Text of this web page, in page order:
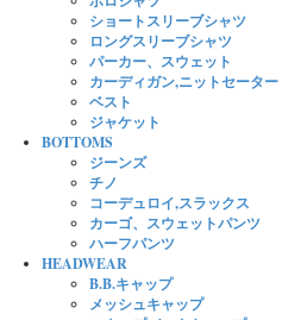
ショートスリーブシャツ
ロングスリーブシャツ
パーカー、スウェット
カーディガン,ニットセーター
ベスト
ジャケット
BOTTOMS
ジーンズ
チノ
コーデュロイ,スラックス
カーゴ、スウェットパンツ
ハーフパンツ
HEADWEAR
B.B.キャップ
メッシュキャップ